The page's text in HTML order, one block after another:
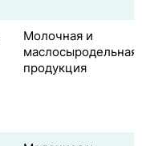
Молочная и
маслосыродельная
продукция